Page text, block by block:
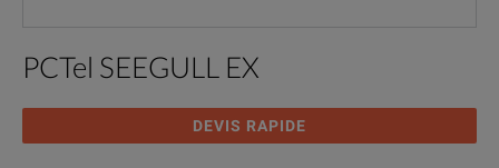
PCTel SEEGULL EX
DEVIS RAPIDE